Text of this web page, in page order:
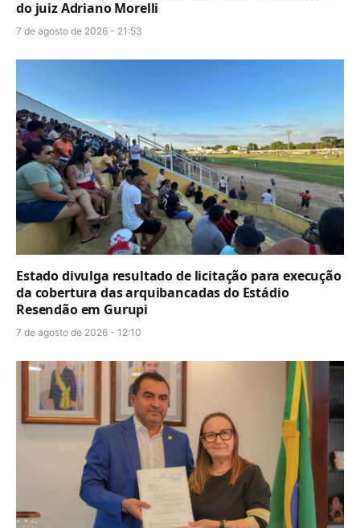
do juiz Adriano Morelli
7 de agosto de 2026 - 21:53
Estado divulga resultado de licitação para execução
da cobertura das arquibancadas do Estádio
Resendão em Gurupi
7 de agosto de 2026 - 12:10